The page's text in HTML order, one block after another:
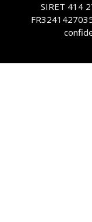
SIRET 414